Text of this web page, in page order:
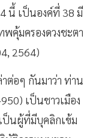
นี้ เป็นองค์ที่ 38 มี
พคุ้มครองดวงชะตา
2564)
าต่อๆ กันมาว่า ท่าน
เป็นชาวเมือง
นผู้ที่มีบุคลิกเข้ม